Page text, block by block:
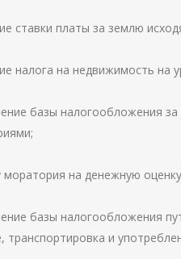
ставки платы за землю
налога на недвижимость на
базы налогообложения
на денежную
базы налогообложения
транспортировка и